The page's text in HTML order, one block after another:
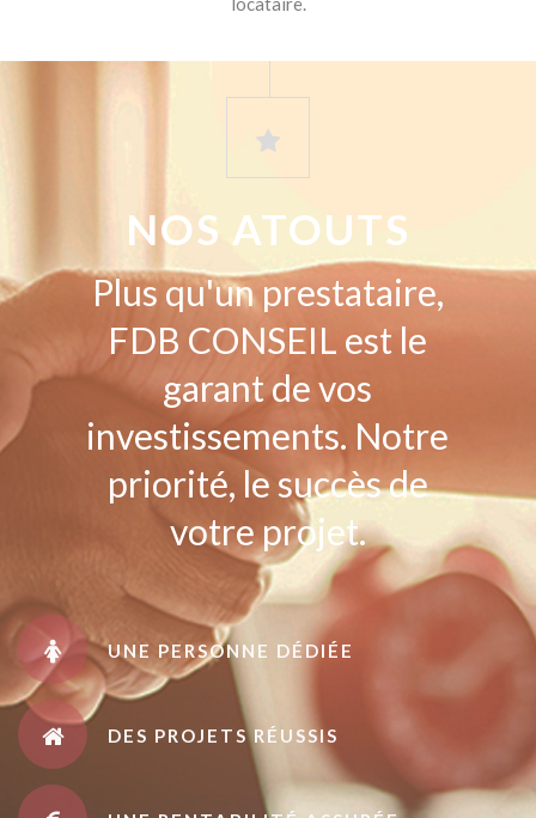
NOS ATOUTS
Plus qu'un prestataire,
FDB CONSEIL est le
garant de vos
investissements. Notre
priorité, le succès de
votre projet.
UNE PERSONNE DÉDIÉE
DES PROJETS RÉUSSIS